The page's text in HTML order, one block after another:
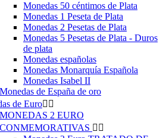
Monedas 50 céntimos de Plata
Monedas 1 Peseta de Plata
Monedas 2 Pesetas de Plata
Monedas 5 Pesetas de Plata - Duros
de plata
Monedas españolas
Monedas Monarquía Española
Monedas Isabel II
Monedas de España de oro
de Euro 
MONEDAS 2 EURO
CONMEMORATIVAS  